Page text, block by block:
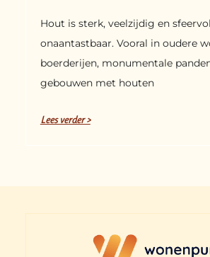
Hout is sterk, veelzijdig en
onaantastbaar. Vooral in oudere
boerderijen, monumentale
gebouwen met houten
Lees verder >